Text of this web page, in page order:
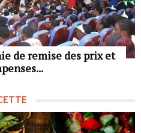
de remise des prix et